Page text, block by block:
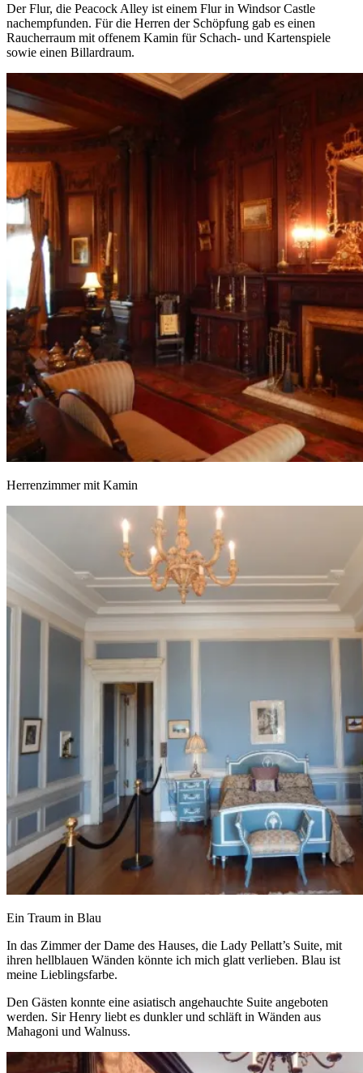
Der Flur, die Peacock Alley ist einem Flur in Windsor Castle
nachempfunden. Für die Herren der Schöpfung gab es einen
Raucherraum mit offenem Kamin für Schach- und Kartenspiele
sowie einen Billardraum.
Herrenzimmer mit Kamin
Ein Traum in Blau
In das Zimmer der Dame des Hauses, die Lady Pellatt’s Suite, mit
ihren hellblauen Wänden könnte ich mich glatt verlieben. Blau ist
meine Lieblingsfarbe.
Den Gästen konnte eine asiatisch angehauchte Suite angeboten
werden. Sir Henry liebt es dunkler und schläft in Wänden aus
Mahagoni und Walnuss.